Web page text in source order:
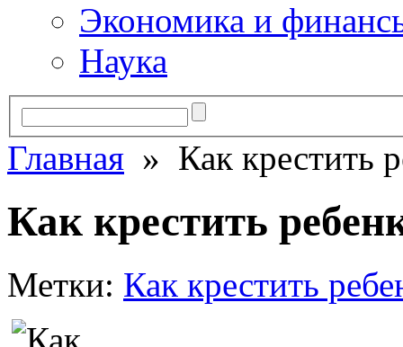
Экономика и
Наука
Главная » Как крестить
Как крестить
Метки: Как крестить